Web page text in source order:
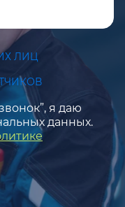
ЛИЦ
я даю
данных.